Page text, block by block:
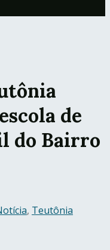
de
do Bairro
, Teutônia